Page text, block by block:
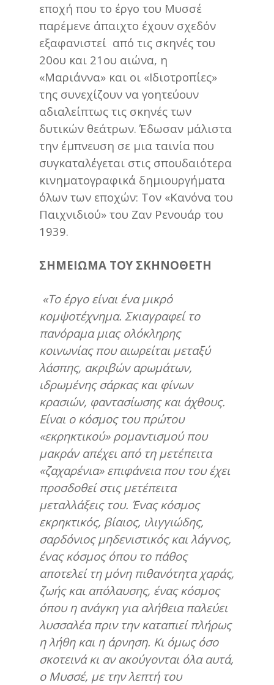
εποχή που το έργο του Μυσσέ
παρέμενε άπαιχτο έχουν σχεδόν
εξαφανιστεί από τις σκηνές του
20ου και 21ου αιώνα, η
«Μαριάννα» και οι «Ιδιοτροπίες»
της συνεχίζουν να γοητεύουν
αδιαλείπτως τις σκηνές των
δυτικών θεάτρων. Έδωσαν μάλιστα
την έμπνευση σε μια ταινία που
συγκαταλέγεται στις σπουδαιότερα
κινηματογραφικά δημιουργήματα
όλων των εποχών: Τον «Κανόνα του
Παιχνιδιού» του Ζαν Ρενουάρ του
1939.
ΣΗΜΕΙΩΜΑ ΤΟΥ ΣΚΗΝΟΘΕΤΗ
«Το έργο είναι ένα μικρό
κομψοτέχνημα. Σκιαγραφεί το
πανόραμα μιας ολόκληρης
κοινωνίας που αιωρείται μεταξύ
λάσπης, ακριβών αρωμάτων,
ιδρωμένης σάρκας και φίνων
κρασιών, φαντασίωσης και άχθους.
Είναι ο κόσμος του πρώτου
«εκρηκτικού» ρομαντισμού που
μακράν απέχει από τη μετέπειτα
«ζαχαρένια» επιφάνεια που του έχει
προσδοθεί στις μετέπειτα
μεταλλάξεις του. Ένας κόσμος
εκρηκτικός, βίαιος, ιλιγγιώδης,
σαρδόνιος μηδενιστικός και λάγνος,
ένας κόσμος όπου το πάθος
αποτελεί τη μόνη πιθανότητα χαράς,
ζωής και απόλαυσης, ένας κόσμος
όπου η ανάγκη για αλήθεια παλεύει
λυσσαλέα πριν την καταπιεί πλήρως
η λήθη και η άρνηση. Κι όμως όσο
σκοτεινά κι αν ακούγονται όλα αυτά,
ο Μυσσέ, με την λεπτή του